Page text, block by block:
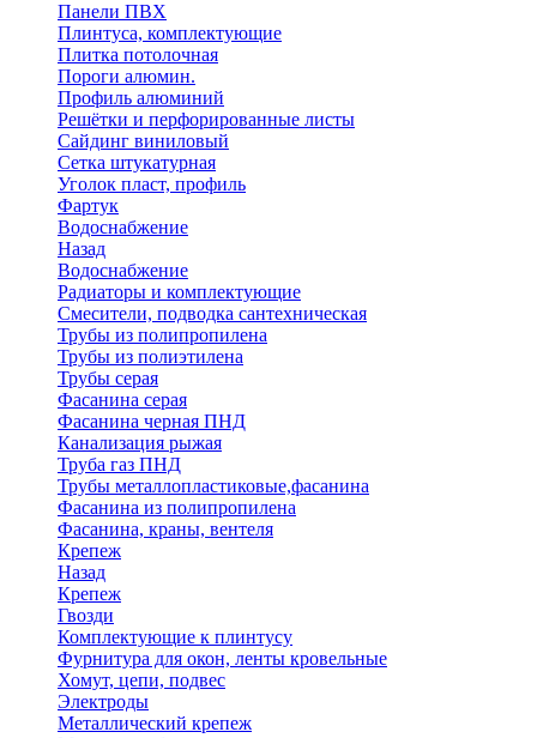
Панели ПВХ
Плинтуса, комплектующие
Плитка потолочная
Пороги алюмин.
Профиль алюминий
Решётки и перфорированные листы
Сайдинг виниловый
Сетка штукатурная
Уголок пласт, профиль
Фартук
Водоснабжение
Назад
Водоснабжение
Радиаторы и комплектующие
Смесители, подводка сантехническая
Трубы из полипропилена
Трубы из полиэтилена
Трубы серая
Фасанина серая
Фасанина черная ПНД
Канализация рыжая
Труба газ ПНД
Трубы металлопластиковые,фасанина
Фасанина из полипропилена
Фасанина, краны, вентеля
Крепеж
Назад
Крепеж
Гвозди
Комплектующие к плинтусу
Фурнитура для окон, ленты кровельные
Хомут, цепи, подвес
Электроды
Металлический крепеж